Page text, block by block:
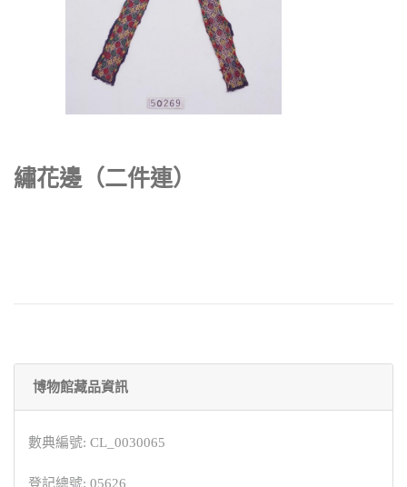
繡花邊（二件連）
博物館藏品資訊
數典編號: CL_0030065
登記總號: 05626